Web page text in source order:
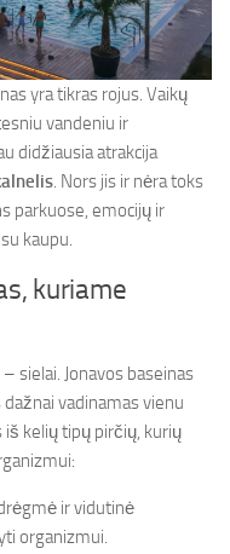
yra tikras rojus. Vaikų
vandeniu ir
didžiausia atrakcija
. Nors jis ir nėra toks
parkuose, emocijų ir
kaupu.
kuriame
sielai. Jonavos baseinas
vadinamas vienu
iš kelių tipų pirčių, kurių
ir vidutinė
organizmui.